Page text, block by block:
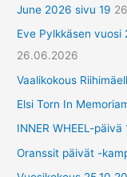
June 2026 sivu 19
Eve Pylkkäsen
26.06.2026
Vaalikokous
Elsi Torn In
INNER WHEEL-päivä
Oranssit päivät -